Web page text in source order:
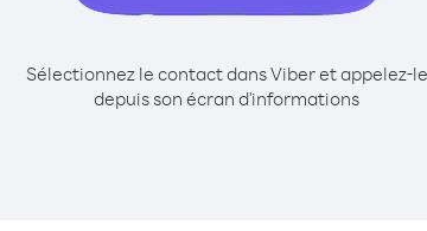
Sélectionnez le contact dans Viber et appelez-le
depuis son écran d'informations